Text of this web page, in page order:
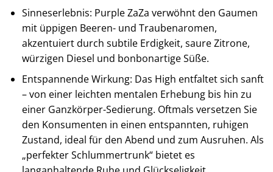
Sinneserlebnis: Purple ZaZa verwöhnt den Gaumen
mit üppigen Beeren- und Traubenaromen,
akzentuiert durch subtile Erdigkeit, saure Zitrone,
würzigen Diesel und bonbonartige Süße.
Entspannende Wirkung: Das High entfaltet sich sanft
– von einer leichten mentalen Erhebung bis hin zu
einer Ganzkörper-Sedierung. Oftmals versetzen Sie
den Konsumenten in einen entspannten, ruhigen
Zustand, ideal für den Abend und zum Ausruhen. Als
„perfekter Schlummertrunk“ bietet es